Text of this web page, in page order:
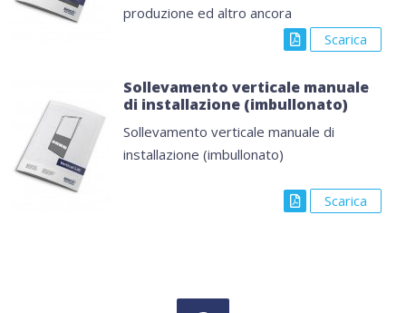
produzione ed altro ancora
Scarica
Sollevamento verticale manuale
di installazione (imbullonato)
Sollevamento verticale manuale di
installazione (imbullonato)
Scarica